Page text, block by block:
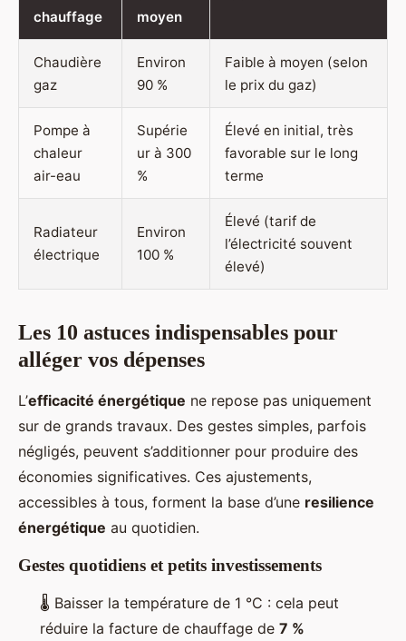
chauffage
moyen
Chaudière
gaz
Environ
90 %
Faible à moyen (selon
le prix du gaz)
Pompe à
chaleur
air-eau
Supérie
ur à 300
%
Élevé en initial, très
favorable sur le long
terme
Radiateur
électrique
Environ
100 %
Élevé (tarif de
l’électricité souvent
élevé)
Les 10 astuces indispensables pour
alléger vos dépenses
L’efficacité énergétique ne repose pas uniquement
sur de grands travaux. Des gestes simples, parfois
négligés, peuvent s’additionner pour produire des
économies significatives. Ces ajustements,
accessibles à tous, forment la base d’une resilience
énergétique au quotidien.
Gestes quotidiens et petits investissements
🌡️ Baisser la température de 1 °C : cela peut
réduire la facture de chauffage de 7 %